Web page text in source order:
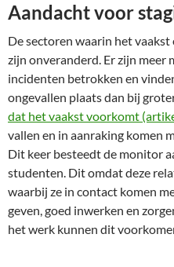
Aandacht voor
De sectoren waarin het vaakst
zijn onveranderd. Er zijn meer
incidenten betrokken en
ongevallen plaats dan bij
dat het vaakst voorkomt
vallen en in aanraking komen
Dit keer besteedt de monitor
studenten. Dit omdat deze
waarbij ze in contact komen
geven, goed inwerken en
het werk kunnen dit